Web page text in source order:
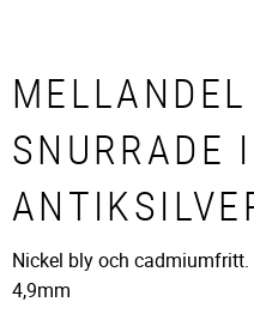
SNURRADE
Nickel bly och
4,9mm